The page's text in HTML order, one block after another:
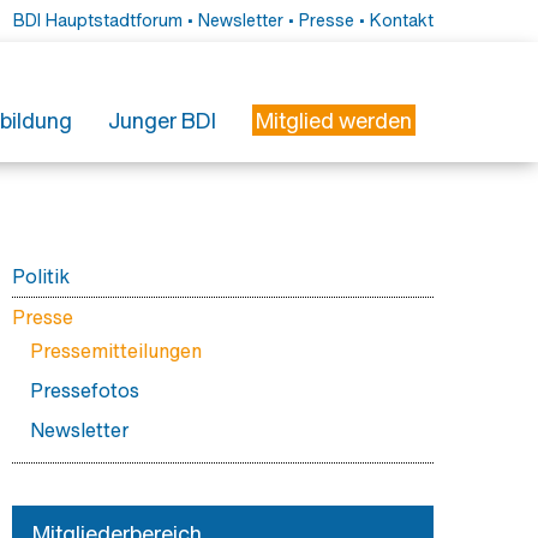
BDI Hauptstadtforum • Newsletter • Presse • Kontakt
Junger BDI
freundliches Krankenhaus
Mitglied werden
Politik
Protestkampagne gegen das GKV-
Spargesetz - für Niedergelassene
Protestkampagne gegen das GKV-
Spargesetz - für KlinikerInnen
Positionen
Stellungnahmen
Presse
Pressemitteilungen
Pressefotos
Newsletter